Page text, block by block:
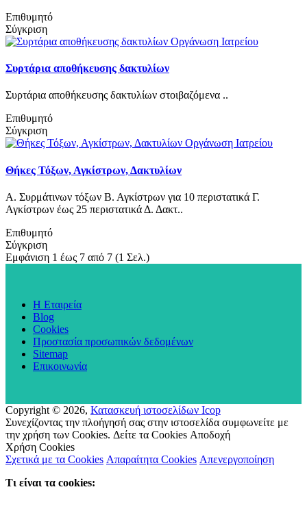
Επιθυμητό
Σύγκριση
Συρτάρια αποθήκευσης δακτυλίων
Συρτάρια αποθήκευσης δακτυλίων στοιβαζόμενα ..
Επιθυμητό
Σύγκριση
Θήκες Τόξων, Αγκίστρων, Δακτυλίων
Α. Συρμάτινων τόξων Β. Αγκίστρων για 10 περιστατικά Γ.
Αγκίστρων έως 25 περιστατικά Δ. Δακτ..
Επιθυμητό
Σύγκριση
Εμφάνιση 1 έως 7 από 7 (1 Σελ.)
Η Εταιρεία
Blog
Cookies
Προστασία προσωπικών δεδομένων
Sitemap
Επικοινωνία
Copyright © 2026, Κατασκευή ιστοσελίδων Icop
Συνεχίζοντας την πλοήγησή σας στην ιστοσελίδα συμφωνείτε με
την χρήση των Cookies. Δείτε τα Cookies Αποδοχή
Χρήση Cookies
Σχετικά με τα Cookies Απαραίτητα Cookies Απενεργοποίηση
Τι είναι τα cookies: